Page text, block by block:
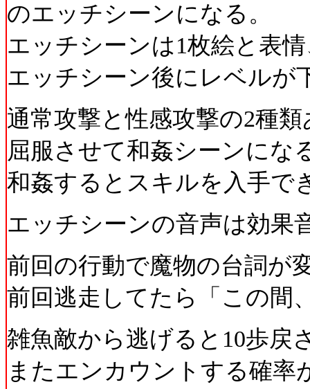
のエッチシーンになる。
エッチシーンは1枚絵と表
エッチシーン後にレベルが
通常攻撃と性感攻撃の2種
屈服させて和姦シーンにな
和姦するとスキルを入手で
エッチシーンの音声は効果
前回の行動で魔物の台詞が
前回逃走してたら「この間
雑魚敵から逃げると10歩戻
またエンカウントする確率